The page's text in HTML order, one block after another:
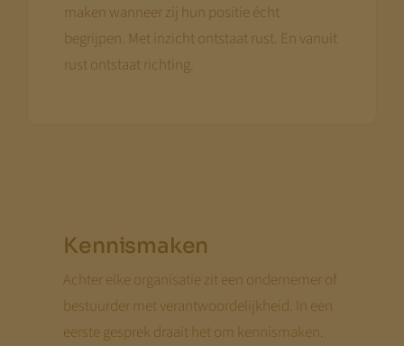
maken wanneer zij hun positie écht
begrijpen. Met inzicht ontstaat rust. En vanuit
rust ontstaat richting.
Kennismaken
Achter elke organisatie zit een ondernemer of
bestuurder met verantwoordelijkheid. In een
eerste gesprek draait het om kennismaken.